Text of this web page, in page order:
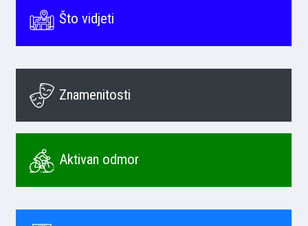
Što vidjeti
Znamenitosti
Aktivan odmor